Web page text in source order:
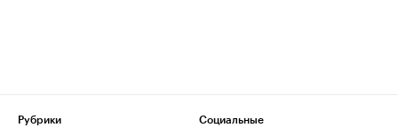
Рубрики
Социальные